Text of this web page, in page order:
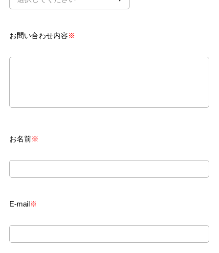
お問い合わせ内容
お名前
E-mail